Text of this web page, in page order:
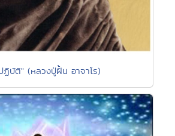
ฏิบัติ" (หลวงปู่ฝั้น อาจาโร)